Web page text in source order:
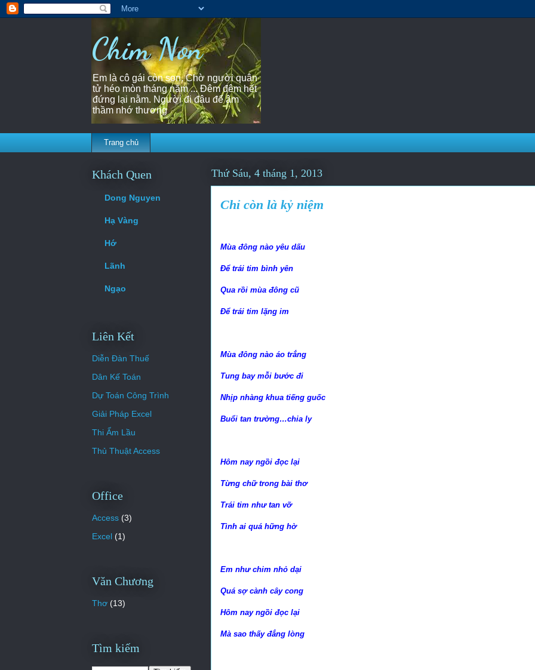
Chim Non
Em là cô gái còn son. Chờ người quân
tử héo mòn tháng năm ... Đêm đêm hết
đứng lại nằm. Người đi đâu để âm
thầm nhớ thương
Trang chủ
Thứ Sáu, 4 tháng 1, 2013
Chỉ còn là kỷ niệm
Mùa đông nào yêu dấu
Để trái tim bình yên
Qua rồi mùa đông cũ
Để trái tim lặng im
Mùa đông nào áo trắng
Tung bay mỗi bước đi
Nhịp nhàng khua tiếng guốc
Buổi tan trường…chia ly
Hôm nay ngồi đọc lại
Từng chữ trong bài thơ
Trái tim như tan vỡ
Tình ai quá hững hờ
Em như chim nhỏ dại
Quá sợ cành cây cong
Hôm nay ngồi đọc lại
Mà sao thấy đắng lòng
Khách Quen
Dong Nguyen
Hạ Vàng
Hớ
Lãnh
Ngạo
Liên Kết
Diễn Đàn Thuế
Dân Kế Toán
Dự Toán Công Trình
Giải Pháp Excel
Thi Ẩm Lầu
Thủ Thuật Access
Office
Access (3)
Excel (1)
Văn Chương
Thơ (13)
Tìm kiếm